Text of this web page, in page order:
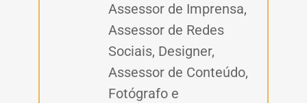
Assessor de Imprensa,
Assessor de Redes
Sociais, Designer,
Assessor de Conteúdo,
Fotógrafo e